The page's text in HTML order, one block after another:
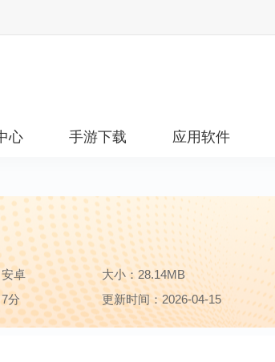
心 手游下载 应用软件
卓
大小：28.14MB
分
更新时间：2026-04-15